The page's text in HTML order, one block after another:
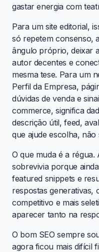
gastar energia com
Para um site editorial,
só repetem consenso,
ângulo próprio, deixar
autor decentes e
mesma tese. Para um
Perfil da Empresa,
dúvidas de venda e
commerce, significa
descrição útil, feed,
que ajude escolha,
O que muda é a
sobrevivia porque
featured snippets e
respostas generativas,
competitivo e mais
aparecer tanto na
O bom SEO sempre
agora ficou mais difícil